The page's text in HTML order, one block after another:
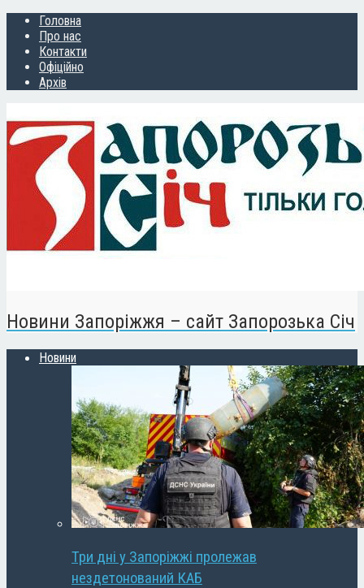
Головна
Про нас
Контакти
Офіційно
Архів
Новини Запоріжжя – сайт Запорозька Січ
Новини
Три дні у Запоріжжі пролежав
нездетонований КАБ